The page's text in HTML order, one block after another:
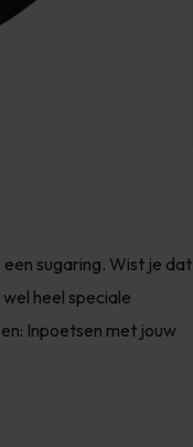
sugaring. Wist je dat
heel speciale
Inpoetsen met jouw